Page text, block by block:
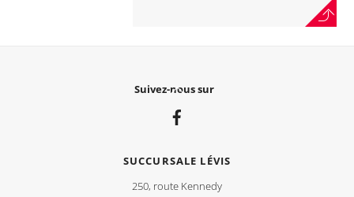
Back
Top
Suivez-nous sur
SUCCURSALE LÉVIS
250, route Kennedy